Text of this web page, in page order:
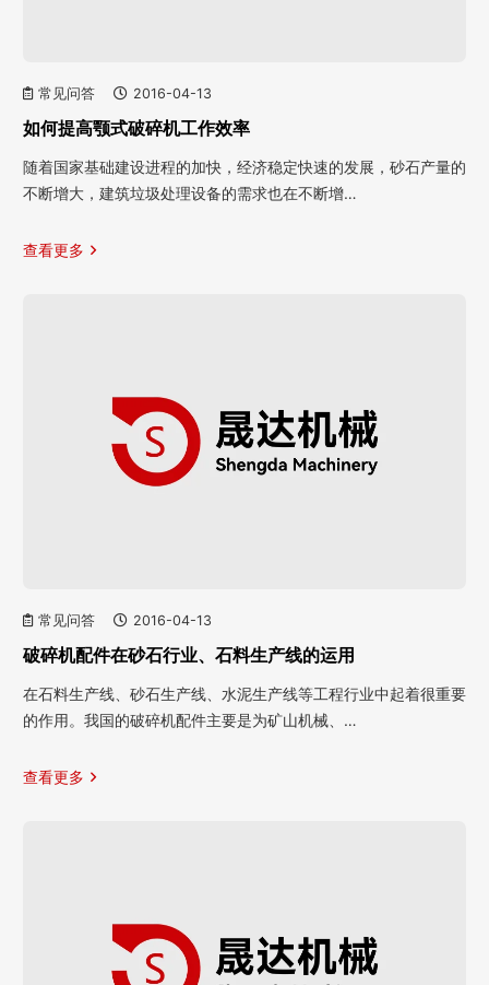
常见问答 2016-04-13
如何提高颚式破碎机工作效率
随着国家基础建设进程的加快，经济稳定快速的发展，砂石产量的
不断增大，建筑垃圾处理设备的需求也在不断增…
查看更多
常见问答 2016-04-13
破碎机配件在砂石行业、石料生产线的运用
在石料生产线、砂石生产线、水泥生产线等工程行业中起着很重要
的作用。我国的破碎机配件主要是为矿山机械、…
查看更多